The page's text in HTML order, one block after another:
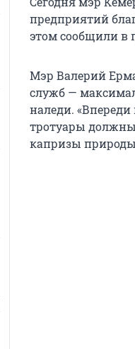
предприятий
этом сообщили в
Мэр Валерий
служб —
наледи.
тротуары
капризы